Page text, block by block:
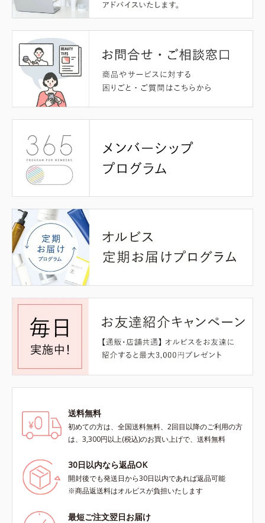
送料無料
初めての方は、全国送料無料、2回目以降のご利用の方
は、3,300円以上(税込)のお買い上げで、送料無料
30日以内なら返品OK
開封後でも発送日から30日以内であれば返品可能
※商品返送料はオルビスが負担いたします
最短ご注文翌日お届け